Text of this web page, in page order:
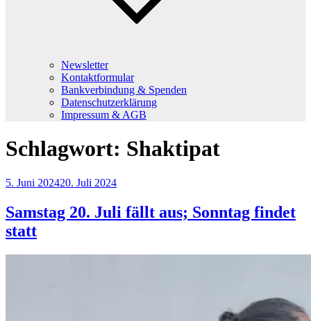
Newsletter
Kontaktformular
Bankverbindung & Spenden
Datenschutzerklärung
Impressum & AGB
Schlagwort: Shaktipat
Veröffentlicht
5. Juni 202420. Juli 2024
Samstag 20. Juli fällt aus; Sonntag findet
statt